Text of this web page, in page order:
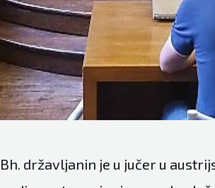
Bh. državljanin je u jučer u